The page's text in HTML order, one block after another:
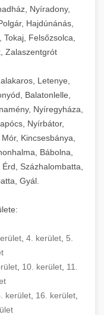
Nyíradony,
Hajdúnánás,
Felsőzsolca,
Zalaszentgrót
Letenye,
Balatonlelle,
Nyíregyháza,
Nyírbátor,
Kincsesbánya,
Bábolna,
Százhalombatta,
Gyál.
4. kerület 5.
, 10. kerület, 11.
kerület 16. kerület